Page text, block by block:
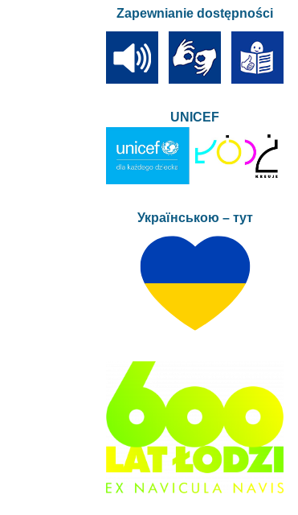
Zapewnianie dostępności
UNICEF
Українською – тут